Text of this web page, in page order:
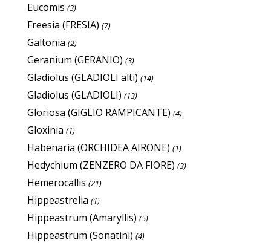
Eucomis (3)
Freesia (FRESIA) (7)
Galtonia (2)
Geranium (GERANIO) (3)
Gladiolus (GLADIOLI alti) (14)
Gladiolus (GLADIOLI) (13)
Gloriosa (GIGLIO RAMPICANTE) (4)
Gloxinia (1)
Habenaria (ORCHIDEA AIRONE) (1)
Hedychium (ZENZERO DA FIORE) (3)
Hemerocallis (21)
Hippeastrelia (1)
Hippeastrum (Amaryllis) (5)
Hippeastrum (Sonatini) (4)